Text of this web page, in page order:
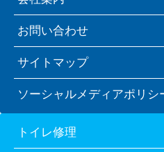
お問い合わせ
サイトマップ
ソーシャルメディアポリシ
トイレ修理